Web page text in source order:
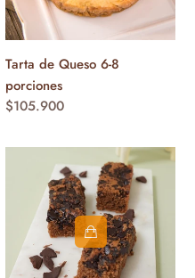
Tarta de Queso 6-8
porciones
Precio
$105.900
Saludable